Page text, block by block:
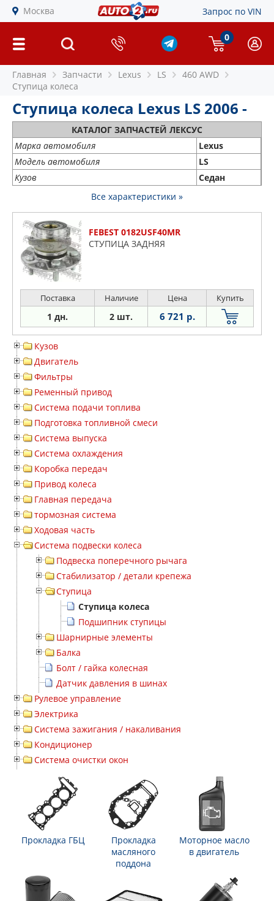
Москва Запрос по VIN
0
Главная Запчасти Lexus LS
460 AWD
Ступица колеса
Ступица колеса Lexus LS 2006 -
КАТАЛОГ ЗАПЧАСТЕЙ ЛЕКСУС
Марка автомобиля
Lexus
Модель автомобиля
LS
Кузов
Седан
Все характеристики »
FEBEST 0182USF40MR
СТУПИЦА ЗАДНЯЯ
Поставка Наличие Цена Купить
1 дн. 2 шт. 6 721 р.
Кузов
Двигатель
Фильтры
Ременный привод
Система подачи топлива
Подготовка топливной смеси
Система выпуска
Система охлаждения
Коробка передач
Привод колеса
Главная передача
тормозная система
Ходовая часть
Система подвески колеса
Подвеска поперечного рычага
Стабилизатор / детали крепежа
Ступица
Ступица колеса
Подшипник ступицы
Шарнирные элементы
Балка
Болт / гайка колесная
Датчик давления в шинах
Рулевое управление
Электрика
Система зажигания / накаливания
Кондиционер
Система очистки окон
Прокладка ГБЦ
Прокладка
масляного
поддона
Моторное масло
в двигатель